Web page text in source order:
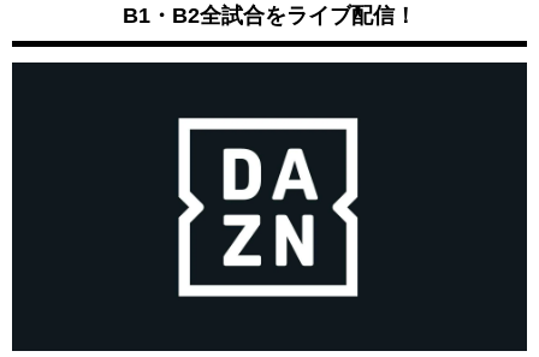
B1・B2全試合をライブ配信！